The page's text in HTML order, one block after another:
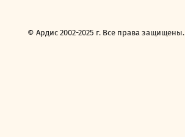
© Ардис 2002-2025 г. Все права защищены.